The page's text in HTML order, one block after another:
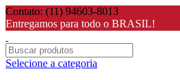
Contato: (11) 94603-8013
Entregamos para todo o BRASIL!
Selecione a categoria